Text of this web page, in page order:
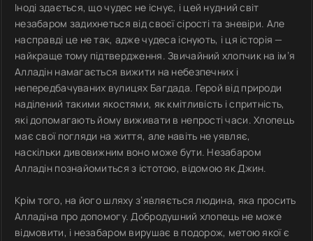
Іноді здається, що чудес не існує, і цей нудний світ
незабаром задихнеться від своєї сірості та зневіри. Але
насправді це не так, адже чудеса існують, і ця історія —
найкраще тому підтвердження. Звичайний хлопчик на ім’я
Алладін намагається вижити на небезпечних і
непередбачуваних вулицях Багдада. Герой від природи
наділений такими якостями, як кмітливість і спритність,
які допомагають йому виживати в непрості часи. Хлопець
має свої погляди на життя, але навіть не уявляє,
наскільки дивовижним воно може бути. Незабаром
Алладін познайомиться з істотою, відомою як Джин.
Крім того, на його шляху з’являється людина, яка просить
Алладіна про допомогу. Добродушний хлопець не може
відмовити, і незабаром вирушає в подорож, метою якої є